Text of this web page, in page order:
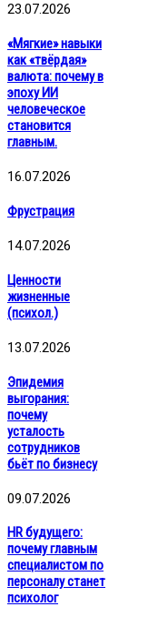
23.07.2026
«Мягкие» навыки
как «твёрдая»
валюта: почему в
эпоху ИИ
человеческое
становится
главным.
16.07.2026
Фрустрация
14.07.2026
Ценности
жизненные
(психол.)
13.07.2026
Эпидемия
выгорания:
почему
усталость
сотрудников
бьёт по бизнесу
09.07.2026
HR будущего:
почему главным
специалистом по
персоналу станет
психолог